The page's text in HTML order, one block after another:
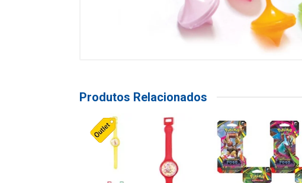
Produtos Relacionados